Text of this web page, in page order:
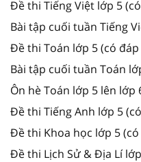
Đề thi Tiếng Việt lớp 5
Bài tập cuối tuần Tiếng
Đề thi Toán lớp 5 (có đáp
Bài tập cuối tuần Toán
Ôn hè Toán lớp 5 lên lớp
Đề thi Tiếng Anh lớp 5
Đề thi Khoa học lớp 5
Đề thi Lịch Sử & Địa Lí